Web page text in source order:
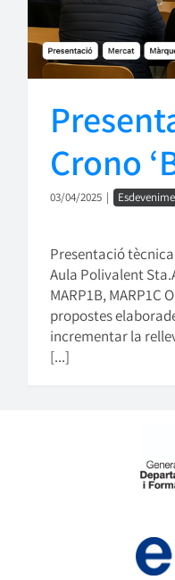
Crono
03/04/2025 |
Presentació
Aula Polivalent
MARP1B, MARP1C
propostes
incrementar la
[...]